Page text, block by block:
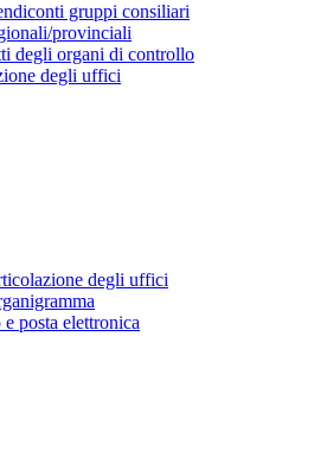
gruppi consiliari
provinciali
degli organi di controllo
degli uffici
degli uffici
posta elettronica